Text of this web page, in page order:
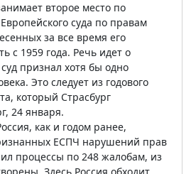
второе место по
суда по правам
за все время его
с 1959 года. Речь идет о
признал хотя бы одно
Это следует из годового
который Страсбург
24 января.
как и годом ранее,
ЕСПЧ нарушений прав
процессы по 248 жалобам, из